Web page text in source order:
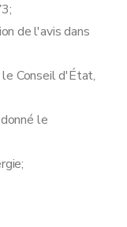
de l'avis dans
Conseil d'État,
le